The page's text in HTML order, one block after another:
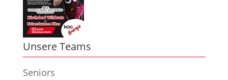
Unsere Teams
Seniors